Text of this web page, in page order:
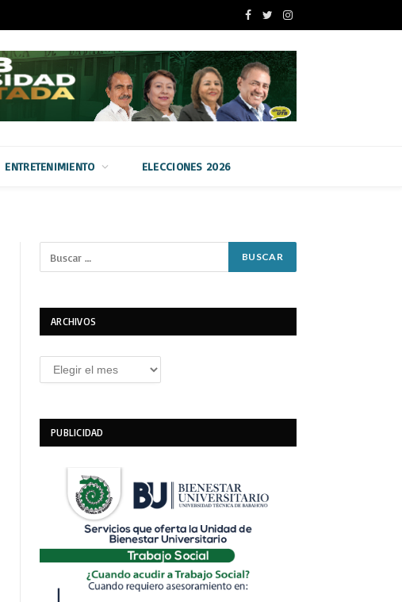
Facebook
TwitterInstagram
ENTRETENIMIENTO ELECCIONES 2026
ARCHIVOS
Archivos
PUBLICIDAD